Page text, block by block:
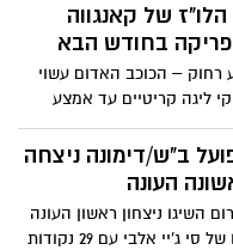
הכרטיסים בפועל.
של קאנגווה
בחודש הבא
רחוק – הכוכב האדום עשוי
ליגה קריטיים עד אמצע
מעבר לכך
ב"ש/דימונה ניצחה
העונה
השיגו ניצחון ראשון העונה
בבית, בהובלתו של סי ג'יי אלבי עם 29 נקודות